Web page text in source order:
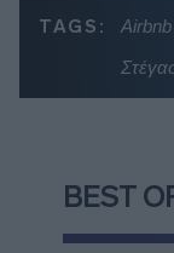
TAGS: Airbnb
BEST